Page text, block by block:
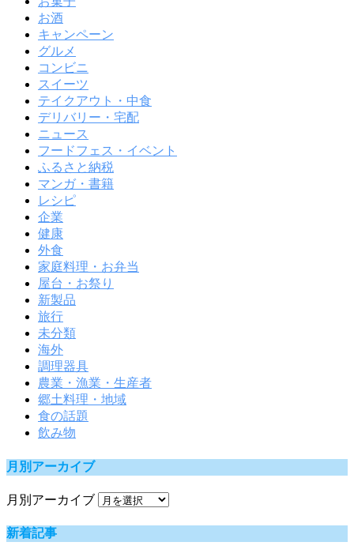
お酒
キャンペーン
グルメ
コンビニ
スイーツ
テイクアウト・中食
デリバリー・宅配
ニュース
フードフェス・イベント
ふるさと納税
マンガ・書籍
レシピ
企業
健康
外食
家庭料理・お弁当
屋台・お祭り
新製品
旅行
未分類
海外
調理器具
農業・漁業・生産者
郷土料理・地域
食の話題
飲み物
月別アーカイブ
月別アーカイブ
新着記事